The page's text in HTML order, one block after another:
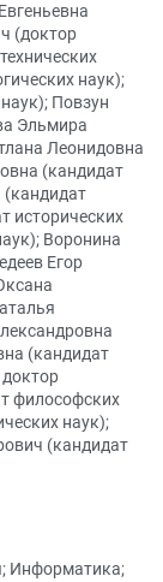
(доктор
наук);
Повзун
Эльмира
Леонидовна
(кандидат
(кандидат
исторических
Воронина
Егор
(кандидат
философских
наук);
(кандидат
Информатика;